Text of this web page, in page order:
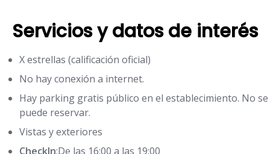
Servicios y datos de interés
X estrellas (calificación oficial)
No hay conexión a internet.
Hay parking gratis público en el establecimiento. No se
puede reservar.
Vistas y exteriores
CheckIn:De las 16:00 a las 19:00